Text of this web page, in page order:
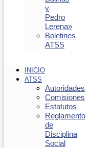
y
Pedro
Lerena»
Boletines
ATSS
INICIO
ATSS
Autoridades
Comisiones
Estatutos
Reglamento
de
Disciplina
Social